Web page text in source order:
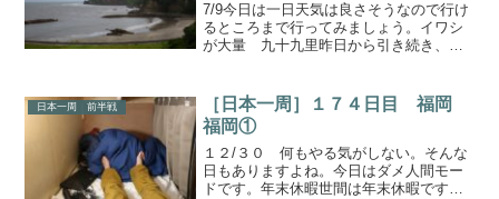
7/9今日は一日天気は良さそうなので行け
るところまで行ってみましょう。イワシ
が大量 九十九里昨日から引き続き、九
は昔から、イワシが豊富でした。そのイ
ワシや漁法についての...
日本一周 前半戦
［日本一周］１７４日目 福岡
福岡①
１２/３０ 何もやる気がしない。そんな
日もありますよね。今日はダメ人間モー
ドです。年末休暇世間は年末休暇ですよ